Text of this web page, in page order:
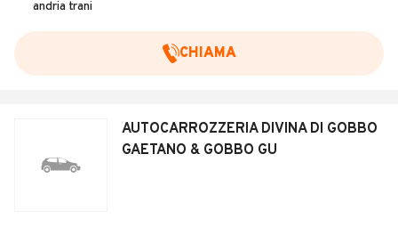
andria trani
CHIAMA
AUTOCARROZZERIA DIVINA DI GOBBO
GAETANO & GOBBO GU